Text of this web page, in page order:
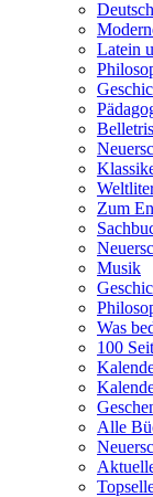
Latein
Zum
Musik
Was
100
Alle